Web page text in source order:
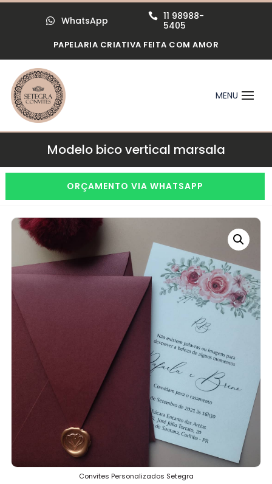
 WhatsApp 
11 98988-
5405
PAPELARIA CRIATIVA FEITA COM AMOR
Modelo bico vertical marsala
ORÇAMENTO VIA WHATSAPP
Convites Personalizados Setegra